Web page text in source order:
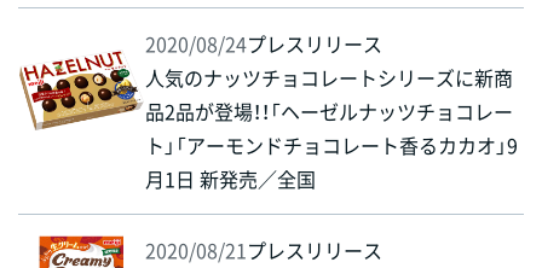
2020/08/24プレスリリース
人気のナッツチョコレートシリーズに新商
品2品が登場！！「ヘーゼルナッツチョコレー
ト」「アーモンドチョコレート香るカカオ」9
月1日 新発売／全国
2020/08/21プレスリリース